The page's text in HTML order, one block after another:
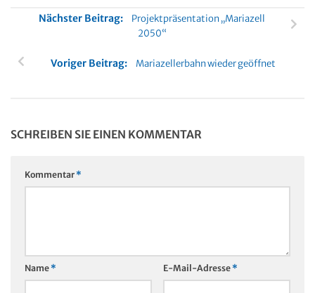
Nächster Beitrag:
Projektpräsentation „Mariazell
2050“
Voriger Beitrag: Mariazellerbahn wieder geöffnet
SCHREIBEN SIE EINEN KOMMENTAR
Kommentar *
Name * E-Mail-Adresse *